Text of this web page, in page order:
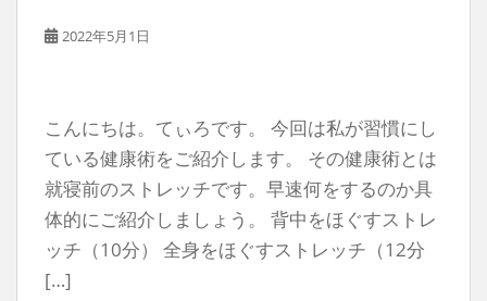
2022年5月1日
こんにちは。てぃろです。 今回は私が習慣にし
ている健康術をご紹介します。 その健康術とは
就寝前のストレッチです。早速何をするのか具
体的にご紹介しましょう。 背中をほぐすストレ
ッチ（10分） 全身をほぐすストレッチ（12分
[…]